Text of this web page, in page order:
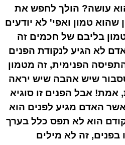
עושה? הולך לחפש את
טמון ואפי' לא יודעים
בליבם של חכמים זה
לא הגיע לנקודת הפנים
הפנימית, זה מטמון
שיש אהבה שיש יראה
אמת! אבל הפנים זו סוגיא
האדם מגיע לפנים הוא
הוא לא תפס כלל בערך
זה לא מילים